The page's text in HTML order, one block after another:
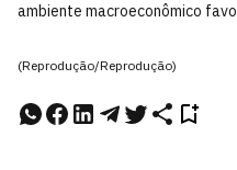
ambiente macroeconômico
(Reprodução/Reprodução)